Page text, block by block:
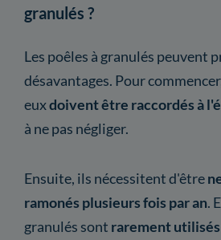
granulés ?
Les poêles à granulés peuvent
désavantages. Pour
euxdoivent être raccordés à
à ne pas négliger.
Ensuite, ils nécessitent d'être
ramonés plusieurs fois par an.
granulés sont rarement